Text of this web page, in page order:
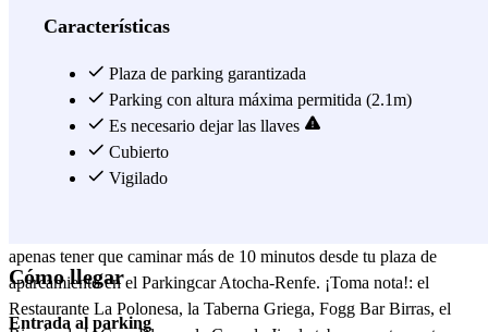
servicio único en el que solo tendrás que preocuparte por llegar
profesionales. El personal se encargará de aparcar tu vehículo, todo
de manera fácil y segura, mientras tu coges tu tren hacia tu destino.
Las paradas de metro más cercanas al parking son Menéndez Pelayo
y Pacífico. Desde ellas, donde podrás coger las líneas 1 y 6, que te
vendrán muy bien para moverte por el centro de Madrid y sus
apenas tener que caminar más de 10 minutos desde tu plaza de
aparcamiento en el Parkingcar Atocha-Renfe. ¡Toma nota!: el
Restaurante La Polonesa, la Taberna Griega, Fogg Bar Birras, el
Características
Plaza de parking garantizada
Parking con altura máxima permitida (2.1m)
Es necesario dejar las llaves
Cubierto
Vigilado
Cómo llegar
Entrada al parking